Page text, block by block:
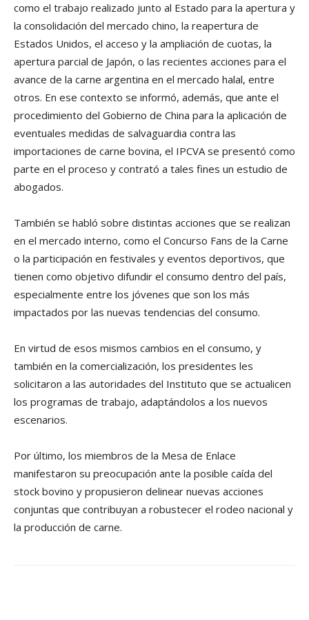
como el trabajo realizado junto al Estado para la apertura y
la consolidación del mercado chino, la reapertura de
Estados Unidos, el acceso y la ampliación de cuotas, la
apertura parcial de Japón, o las recientes acciones para el
avance de la carne argentina en el mercado halal, entre
otros. En ese contexto se informó, además, que ante el
procedimiento del Gobierno de China para la aplicación de
eventuales medidas de salvaguardia contra las
importaciones de carne bovina, el IPCVA se presentó como
parte en el proceso y contrató a tales fines un estudio de
abogados.
También se habló sobre distintas acciones que se realizan
en el mercado interno, como el Concurso Fans de la Carne
o la participación en festivales y eventos deportivos, que
tienen como objetivo difundir el consumo dentro del país,
especialmente entre los jóvenes que son los más
impactados por las nuevas tendencias del consumo.
En virtud de esos mismos cambios en el consumo, y
también en la comercialización, los presidentes les
solicitaron a las autoridades del Instituto que se actualicen
los programas de trabajo, adaptándolos a los nuevos
escenarios.
Por último, los miembros de la Mesa de Enlace
manifestaron su preocupación ante la posible caída del
stock bovino y propusieron delinear nuevas acciones
conjuntas que contribuyan a robustecer el rodeo nacional y
la producción de carne.